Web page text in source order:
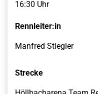
16:30 Uhr
Rennleiter:in
Manfred Stiegler
Strecke